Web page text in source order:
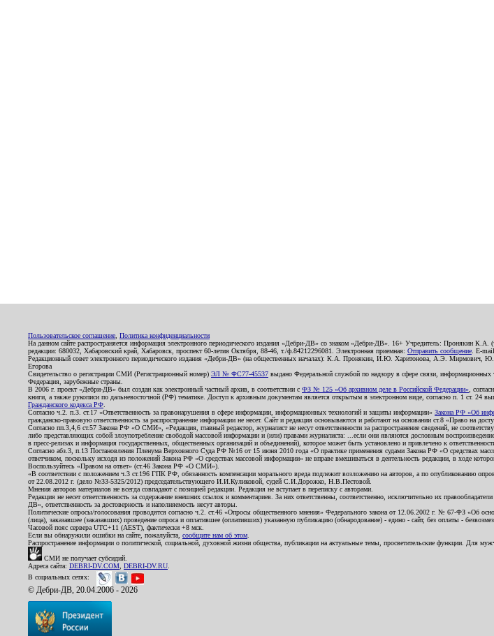
Пользовательское соглашение Политика конфиденциальности
На данном сайте распространяется информация электронного периодического издания «Дебри-ДВ» со знаком «Дебри-ДВ». 16+ Учредитель: Пронякин
редакции: 680032, Хабаровский край, Хабаровск, проспект 60-летия Октября, 88-46, т./ф.84212296081. Электронная приемная: Отправить сообщение . E-
Редакционный совет электронного периодического издания «Дебри-ДВ» (на общественных началах): К.А. Пронякин, И.Ю. Харитонова, А.Э.
Егорова
Свидетельство о регистрации СМИ (Регистрационный номер) ЭЛ № ФС77-45537 выдано Федеральной службой по надзору в сфере связи, информационных
Федерация, зарубежные страны.
В 2006 г. проект «Дебри-ДВ» был создан как электронный частный архив, в соответствии с ФЗ № 125 «Об архивном деле в Российской Федерации» ,
книги, а также рукописи по дальневосточной (РФ) тематике. Доступ к архивным документам является открытым в электронном виде, согласно п. 1 ст. 24
Гражданского кодекса РФ
Согласно ч.2. п.3. ст.17 «Ответственность за правонарушения в сфере информации, информационных технологий и защиты информации» Закона РФ «Об
гражданско-правовую ответственность за распространение информации не несет. Сайт и редакция основываются и работают на основании ст.8 «Право на
Согласно пп.3,4,6 ст.57 Закона РФ «О СМИ», «Редакция, главный редактор, журналист не несут ответственности за распространение сведений, не
либо представляющих собой злоупотребление свободой массовой информации и (или) правами журналиста: ...если они являются дословным
в пресс-релизах и информация государственных, общественных организаций и объединений), которое может быть установлено и привлечено к
Согласно абз.3, п.13 Постановления Пленума Верховного Суда РФ №16 от 15 июня 2010 года «О практике применения судами Закона РФ «О средствах
ответчиком, поскольку исходя из положений Закона РФ «О средствах массовой информации» не вправе вмешиваться в деятельность редакции, в ходе
Воспользуйтесь «Правом на ответ» (ст.46 Закона РФ «О СМИ»).
«В соответствии с положением ч.3 ст.196 ГПК РФ, обязанность компенсации морального вреда подлежит возложению на авторов, а по опубликованию
от 22.08.2012 г. (дело №33-5325/2012) председательствующего И.И.Куликовой, судей С.И.Дорожко, Н.В.Пестовой.
Мнения авторов материалов не всегда совпадают с позицией редакции. Редакция не вступает в переписку с авторами.
Редакция не несет ответственность за содержание внешних ссылок и комментариев. За них ответственны, соответственно, исключительно их
ДВ», ответственность за достоверность и наполняемость несут авторы.
Политические опросы/голосования проводятся согласно ч.2. ст.46 «Опросы общественного мнения» Федерального закона от 12.06.2002 г. № 67-ФЗ «Об
(лица), заказавшее (заказавших) проведение опроса и оплатившее (оплативших) указанную публикацию (обнародование) - едино - сайт, без оплаты -
Часовой пояс сервера UTC+11 (AEST), фактически +8 мск.
Если вы обнаружили ошибки на сайте, пожалуйста, сообщите нам об этом
Распространение информации о политической, социальной, духовной жизни общества, публикации на актуальные темы, просветительские функции. Для
СМИ не получает субсидий.
Адреса сайта: DEBRI-DV.COM DEBRI-DV.RU
В социальных сетях:
© Дебри-ДВ, 20.04.2006 - 2026